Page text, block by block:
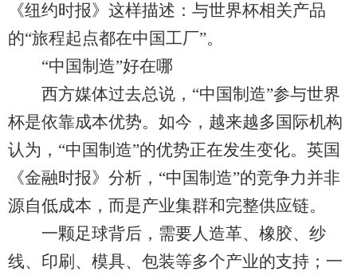
《纽约时报》这样描述：与世界杯相关产品
的“旅程起点都在中国工厂”。
“中国制造”好在哪
西方媒体过去总说，“中国制造”参与世界
杯是依靠成本优势。如今，越来越多国际机构
认为，“中国制造”的优势正在发生变化。英国
《金融时报》分析，“中国制造”的竞争力并非
源自低成本，而是产业集群和完整供应链。
一颗足球背后，需要人造革、橡胶、纱
线、印刷、模具、包装等多个产业的支持；一